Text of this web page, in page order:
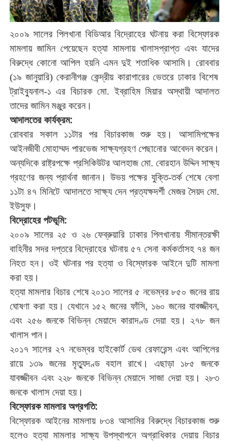
২০০৯ সালের পিলখানা বিডিআর বিদ্রোহের ঘটনায় করা বিস্ফোরক
মামলায় জামিন পেয়েছেন হত্যা মামলায় খালাসপ্রাপ্ত এবং যাদের
বিরুদ্ধে কোনো আপিল হয়নি এমন দুই শতাধিক আসামি। রোববার
(১৯ জানুয়ারি)কেরানীগঞ্জ কেন্দ্রীয় কারাগারের ভেতরে ঢাকার বিশেষ
ট্রাইব্যুনাল-১ এর বিচারক মো.ইব্রাহিম মিয়ার অস্থায়ী আদালত
তাদের জামিন মঞ্জুর করেন।
আদালতের কার্যক্রম:
রোববার সকাল ১১টার পর বিচারকাজ শুরু হয়।
আসামিপক্ষের
আইনজীবী মোহাম্মদ পারভেজ সাক্ষ্যগ্রহণ পেছানোর আবেদন করেন।
অন্যদিকে রাষ্ট্রপক্ষে প্রসিকিউটর আলহাজ মো.বোরহান উদ্দিন সাক্ষ্য
গ্রহণের জন্য প্রার্থনা জানান। উভয় পক্ষের যুক্তি-তর্ক শেষে বেলা
১১টা ৪৭ মিনিটে আদালতে সাক্ষ্য দেন প্রত্যক্ষদর্শী মেজর সৈয়দ মো.
ইউসুফ।
বিদ্রোহের পটভূমি:
২০০৯ সালের ২৫ ও ২৬ ফেব্রুয়ারি ঢাকার পিলখানায় সীমান্তরক্ষী
বাহিনীর সদর দপ্তরে বিদ্রোহের ঘটনায় ৫৭ সেনা কর্মকর্তাসহ ৭৪ জন
নিহত হন। ওই ঘটনার পর হত্যা ও বিস্ফোরক আইনে দুটি মামলা
করা হয়।
হত্যা মামলার বিচার শেষে ২০১৩ সালের ৫ নভেম্বর ৮৫০ জনের রায়
ঘোষণা করা হয়। যেখানে ১৫২ জনের ফাঁসি, ১৬০ জনের যাবজ্জীবন,
এবং ২৫৬ জনকে বিভিন্ন মেয়াদে কারাদণ্ড দেয়া হয়। ২৭৮ জন
খালাস পান।
২০১৭ সালের ২৭ নভেম্বর হাইকোর্ট ডেথ রেফারেন্স এবং আপিলের
রায়ে ১৩৯ জনের মৃত্যুদণ্ড বহাল রাখে। এছাড়া ১৮৫ জনকে
যাবজ্জীবন এবং ২২৮ জনকে বিভিন্ন মেয়াদে সাজা দেয়া হয়। ২৮৩
জনকে খালাস দেয়া হয়।
বিস্ফোরক মামলার অগ্রগতি:
বিস্ফোরক আইনের মামলায় ৮৩৪ আসামির বিরুদ্ধে বিচারকাজ শুরু
হলেও হত্যা মামলার সাক্ষ্য উপস্থাপনে অগ্রাধিকার দেয়ায় বিচার